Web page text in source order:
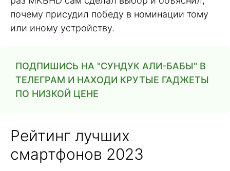
почему присудил победу в номинации тому
или иному устройству.
ПОДПИШИСЬ НА "СУНДУК АЛИ-БАБЫ" В
ТЕЛЕГРАМ И НАХОДИ КРУТЫЕ ГАДЖЕТЫ
ПО НИЗКОЙ ЦЕНЕ
Рейтинг лучших
смартфонов 2023